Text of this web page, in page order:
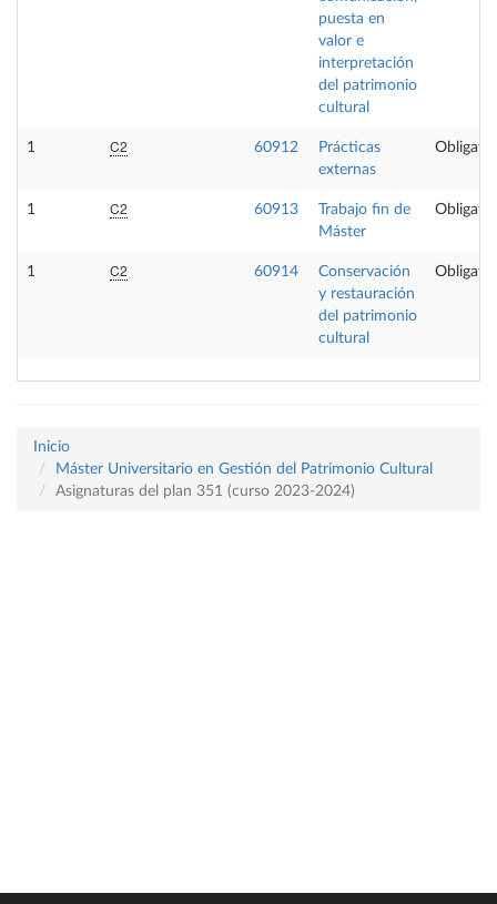
puesta en
valor e
interpretación
del patrimonio
cultural
1 C2 60912
Prácticas
externas
1 C2 60913
Trabajo fin de
Máster
1 C2 60914
Conservación
y restauración
del patrimonio
cultural
Inicio
Máster Universitario en Gestión del Patrimonio Cultural
Asignaturas del plan 351 (curso 2023-2024)